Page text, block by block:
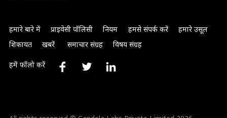
हमारे बारे में प्राइवेसी पॉलिसी नियम हमसे संपर्क करें
हमारे उसूल
शिकायत
खबरें समाचार संग्रह विषय संग्रह
हमें फॉलो करें